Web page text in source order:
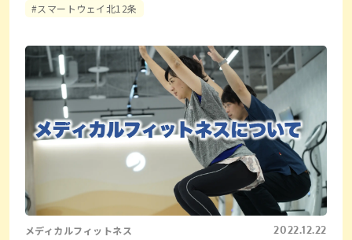
#スマートウェイ北12条
メディカルフィットネス 2022.12.22